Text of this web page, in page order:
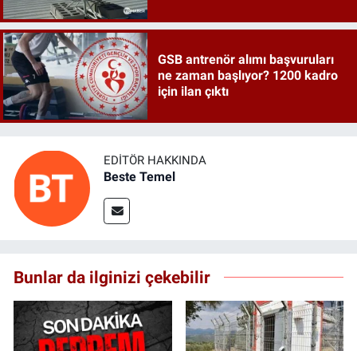
GSB antrenör alımı başvuruları
ne zaman başlıyor? 1200 kadro
için ilan çıktı
EDITÖR HAKKINDA
Beste Temel
Bunlar da ilginizi çekebilir